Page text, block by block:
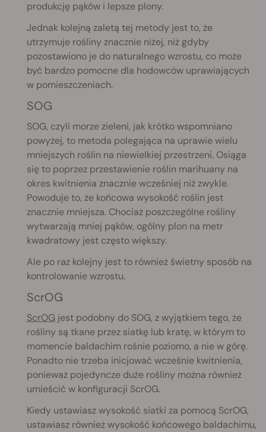
produkcję pąków i lepsze plony.
Jednak kolejną zaletą tej metody jest to, że
utrzymuje rośliny znacznie niżej, niż gdyby
pozostawiono je do naturalnego wzrostu, co może
być bardzo pomocne dla hodowców uprawiających
w pomieszczeniach.
SOG
SOG, czyli morze zieleni, jak krótko wspomniano
powyżej, to metoda polegająca na uprawie wielu
mniejszych roślin na niewielkiej przestrzeni. Osiąga
się to poprzez przestawienie roślin marihuany na
okres kwitnienia znacznie wcześniej niż zwykle.
Powoduje to, że końcowa wysokość roślin jest
znacznie mniejsza. Chociaż poszczególne rośliny
wytwarzają mniej pąków, ogólny plon na metr
kwadratowy jest często większy.
Ale po raz kolejny jest to również świetny sposób na
kontrolowanie wzrostu.
ScrOG
ScrOG jest podobny do SOG, z wyjątkiem tego, że
rośliny są tkane przez siatkę lub kratę, w którym to
momencie baldachim rośnie poziomo, a nie w górę.
Ponadto nie trzeba inicjować wcześnie kwitnienia,
ponieważ pojedyncze duże rośliny można również
umieścić w konfiguracji ScrOG.
Kiedy ustawiasz wysokość siatki za pomocą ScrOG,
ustawiasz również wysokość końcowego baldachimu,